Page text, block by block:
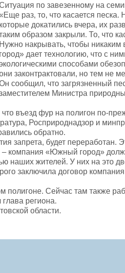
по завезенному на
раз, то, что касается
которые докатились вчера, их
образом закрыли. То, что
Нужно накрывать, чтобы
город» дает технологию, что с
способами
законтрактовали, но тем не
сообщил, что загрязненный
Министра
въезд фур на полигон по-
Росприроднадзор и
обратно.
запрета, будет
компания «Южный город»
наших жителей. У них на это
заключила договор
полигоне. Сейчас там также
региона.
области.